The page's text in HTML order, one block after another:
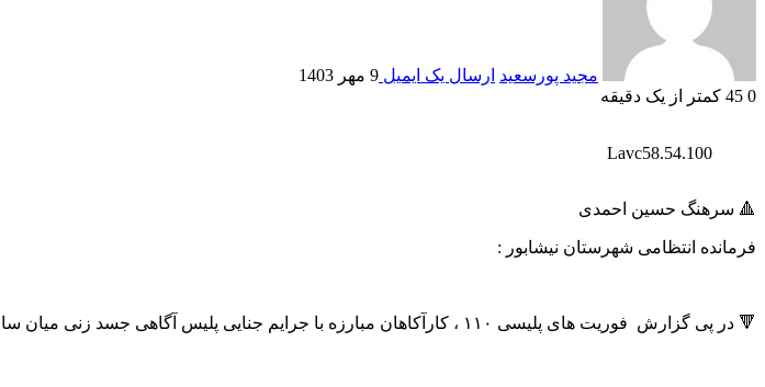
مجید پورسعید ارسال یک ایمیل 9 مهر 1403
0
کمتر از یک دقیقه
Lavc58.54.100
🔺 سرهنگ حسین احمدی
فرمانده انتظامی شهرستان نیشابور :
🔻 در پی گزارش فوریت های پلیسی ۱۱۰ ، کارآکاهان مبارزه با جرایم جنایی پلیس آگاهی جسد زنی میان سال در حاشیه یکی ازروستاهای شهر ستان میانجلگه کشف کردند.